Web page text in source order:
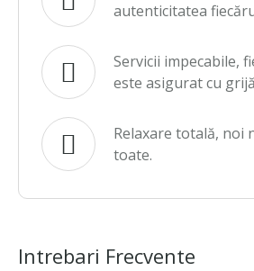
autenticitatea
Servicii impecabile,
este asigurat cu
Relaxare totală, noi
toate.
Intrebari Frecvente